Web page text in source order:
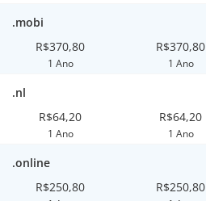
.mobi
R$370,80
1 Ano
R$370,80
1 Ano
.nl
R$64,20
1 Ano
R$64,20
1 Ano
.online
R$250,80
R$250,80